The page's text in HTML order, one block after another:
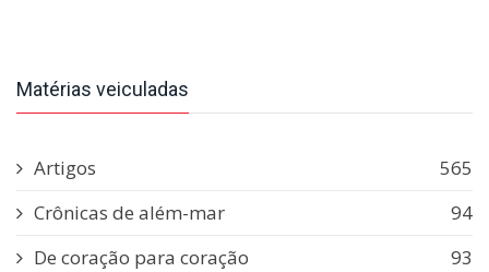
Matérias veiculadas
Artigos
565
Crônicas de além-mar
94
De coração para coração
93